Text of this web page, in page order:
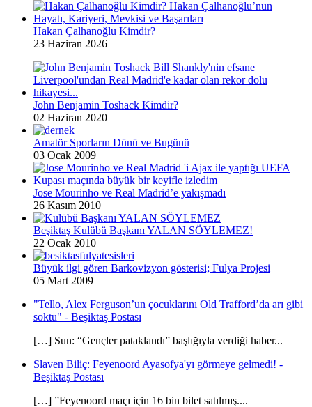
Hakan Çalhanoğlu Kimdir?
23 Haziran 2026
John Benjamin Toshack Kimdir?
02 Haziran 2020
Amatör Sporların Dünü ve Bugünü
03 Ocak 2009
Jose Mourinho ve Real Madrid’e yakışmadı
26 Kasım 2010
Beşiktaş Kulübü Başkanı YALAN SÖYLEMEZ!
22 Ocak 2010
Büyük ilgi gören Barkovizyon gösterisi; Fulya Projesi
05 Mart 2009
"Tello, Alex Ferguson’un çocuklarını Old Trafford’da arı gibi
soktu" - Beşiktaş Postası
[…] Sun: “Gençler pataklandı” başlığıyla verdiği haber...
Slaven Biliç: Feyenoord Ayasofya'yı görmeye gelmedi! -
Beşiktaş Postası
[…] ”Feyenoord maçı için 16 bin bilet satılmış....